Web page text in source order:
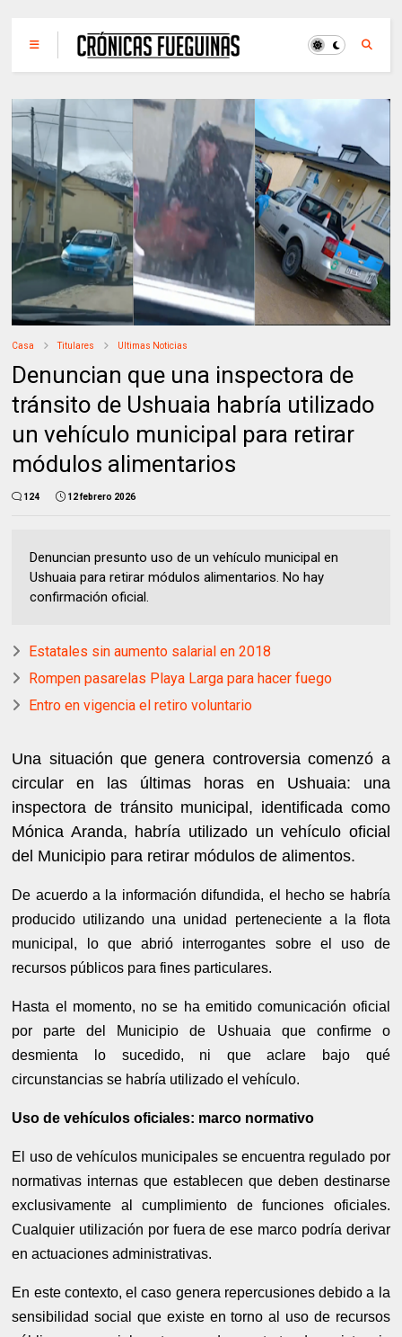
Casa Titulares Ultimas Noticias
Denuncian que una inspectora de
tránsito de Ushuaia habría utilizado
un vehículo municipal para retirar
módulos alimentarios
124 12 febrero 2026
Denuncian presunto uso de un vehículo municipal en
Ushuaia para retirar módulos alimentarios. No hay
confirmación oficial.
Estatales sin aumento salarial en 2018
Rompen pasarelas Playa Larga para hacer fuego
Entro en vigencia el retiro voluntario
Una situación que genera controversia comenzó a
circular en las últimas horas en Ushuaia: una
inspectora de tránsito municipal, identificada como
Mónica Aranda, habría utilizado un vehículo oficial
del Municipio para retirar módulos de alimentos.
De acuerdo a la información difundida, el hecho se habría
producido utilizando una unidad perteneciente a la flota
municipal, lo que abrió interrogantes sobre el uso de
recursos públicos para fines particulares.
Hasta el momento, no se ha emitido comunicación oficial
por parte del Municipio de Ushuaia que confirme o
desmienta lo sucedido, ni que aclare bajo qué
circunstancias se habría utilizado el vehículo.
Uso de vehículos oficiales: marco normativo
El uso de vehículos municipales se encuentra regulado por
normativas internas que establecen que deben destinarse
exclusivamente al cumplimiento de funciones oficiales.
Cualquier utilización por fuera de ese marco podría derivar
en actuaciones administrativas.
En este contexto, el caso genera repercusiones debido a la
sensibilidad social que existe en torno al uso de recursos